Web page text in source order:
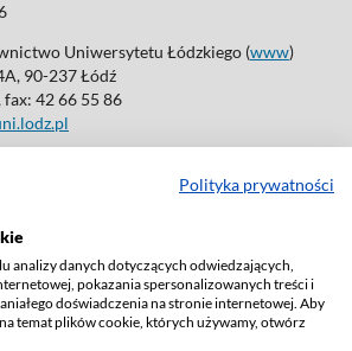
Polityka prywatności
analizy danych dotyczących odwiedzających,
pokazania spersonalizowanych treści i
doświadczenia na stronie internetowej. Aby
temat plików cookie, których używamy, otwórz
Uniwersytetu Łódzkiego (www)
90-237 Łódź
fax: 42 66 55 86
wydań papierowych prosimy o kontakt